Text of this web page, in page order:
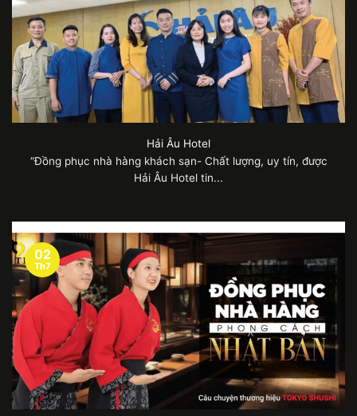
Hải Âu Hotel
“Đồng phục nhà hàng khách sạn- Chất lượng, uy tín, được
Hải Âu Hotel tin...
02
Th7